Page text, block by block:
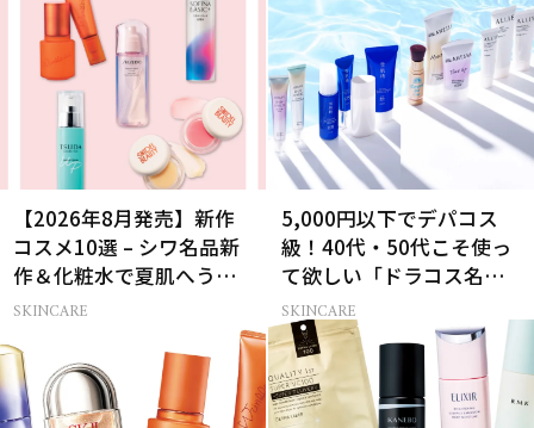
【2026年8月発売】新作
コスメ10選 – シワ名品新
作＆化粧水で夏肌へうる
おいチャージ
SKINCARE
5,000円以下でデパコス
級！40代・50代こそ使っ
て欲しい「ドラコス名品
UV」12選
SKINCARE